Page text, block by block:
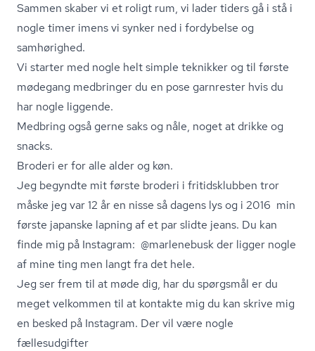
Sammen skaber vi et roligt rum, vi lader tiders gå i stå i
nogle timer imens vi synker ned i fordybelse og
samhørighed.
Vi starter med nogle helt simple teknikker og til første
mødegang medbringer du en pose garnrester hvis du
har nogle liggende.
Medbring også gerne saks og nåle, noget at drikke og
snacks.
Broderi er for alle alder og køn.
Jeg begyndte mit første broderi i fritidsklubben tror
måske jeg var 12 år en nisse så dagens lys og i 2016 min
første japanske lapning af et par slidte jeans. Du kan
finde mig på Instagram: @marlenebusk der ligger nogle
af mine ting men langt fra det hele.
Jeg ser frem til at møde dig, har du spørgsmål er du
meget velkommen til at kontakte mig du kan skrive mig
en besked på Instagram. Der vil være nogle
fællesudgifter